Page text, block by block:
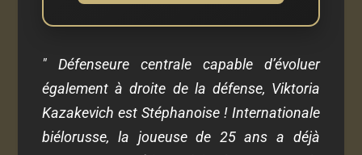
" Défenseure centrale capable d’évoluer
également à droite de la défense, Viktoria
Kazakevich est Stéphanoise ! Internationale
biélorusse, la joueuse de 25 ans a déjà